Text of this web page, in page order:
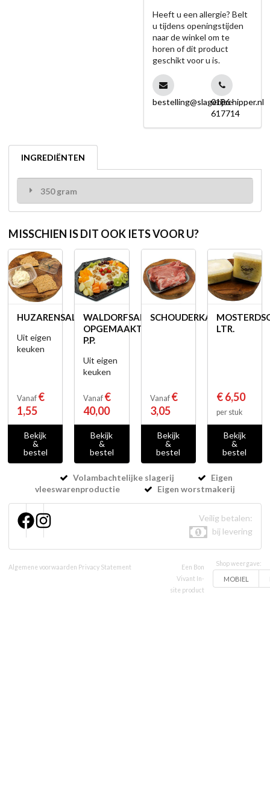
Heeft u een allergie? Belt
u tijdens openingstijden
naar de winkel om te
horen of dit product
geschikt voor u is.
bestelling@slagerijschipper.nl
0186-
617714
INGREDIËNTEN
350 gram
MISSCHIEN IS DIT OOK IETS VOOR U?
HUZARENSALADE
Uit eigen
keuken
Vanaf €
1,55
Bekijk
&
bestel
WALDORFSALADE
OPGEMAAKT
P.P.
Uit eigen
keuken
Vanaf €
40,00
Bekijk
&
bestel
SCHOUDERKARBONADE
Vanaf €
3,05
Bekijk
&
bestel
LTR.
€ 6,50
per stuk
Bekijk
&
bestel
Volambachtelijke slagerij
Eigen
vleeswarenproductie
Eigen worstmakerij
Veilig betalen:
bij levering
Algemene voorwaarden Privacy Statement
Een Bon
Vivant In-
site product
Shop weergave:
MOBIEL